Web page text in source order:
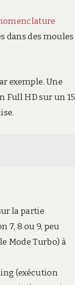
dans des moules
exemple. Une
Full HD sur un 15
la partie
7, 8 ou 9, peu
Mode Turbo) à
(exécution